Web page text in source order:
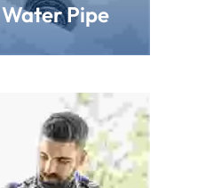
Pipe